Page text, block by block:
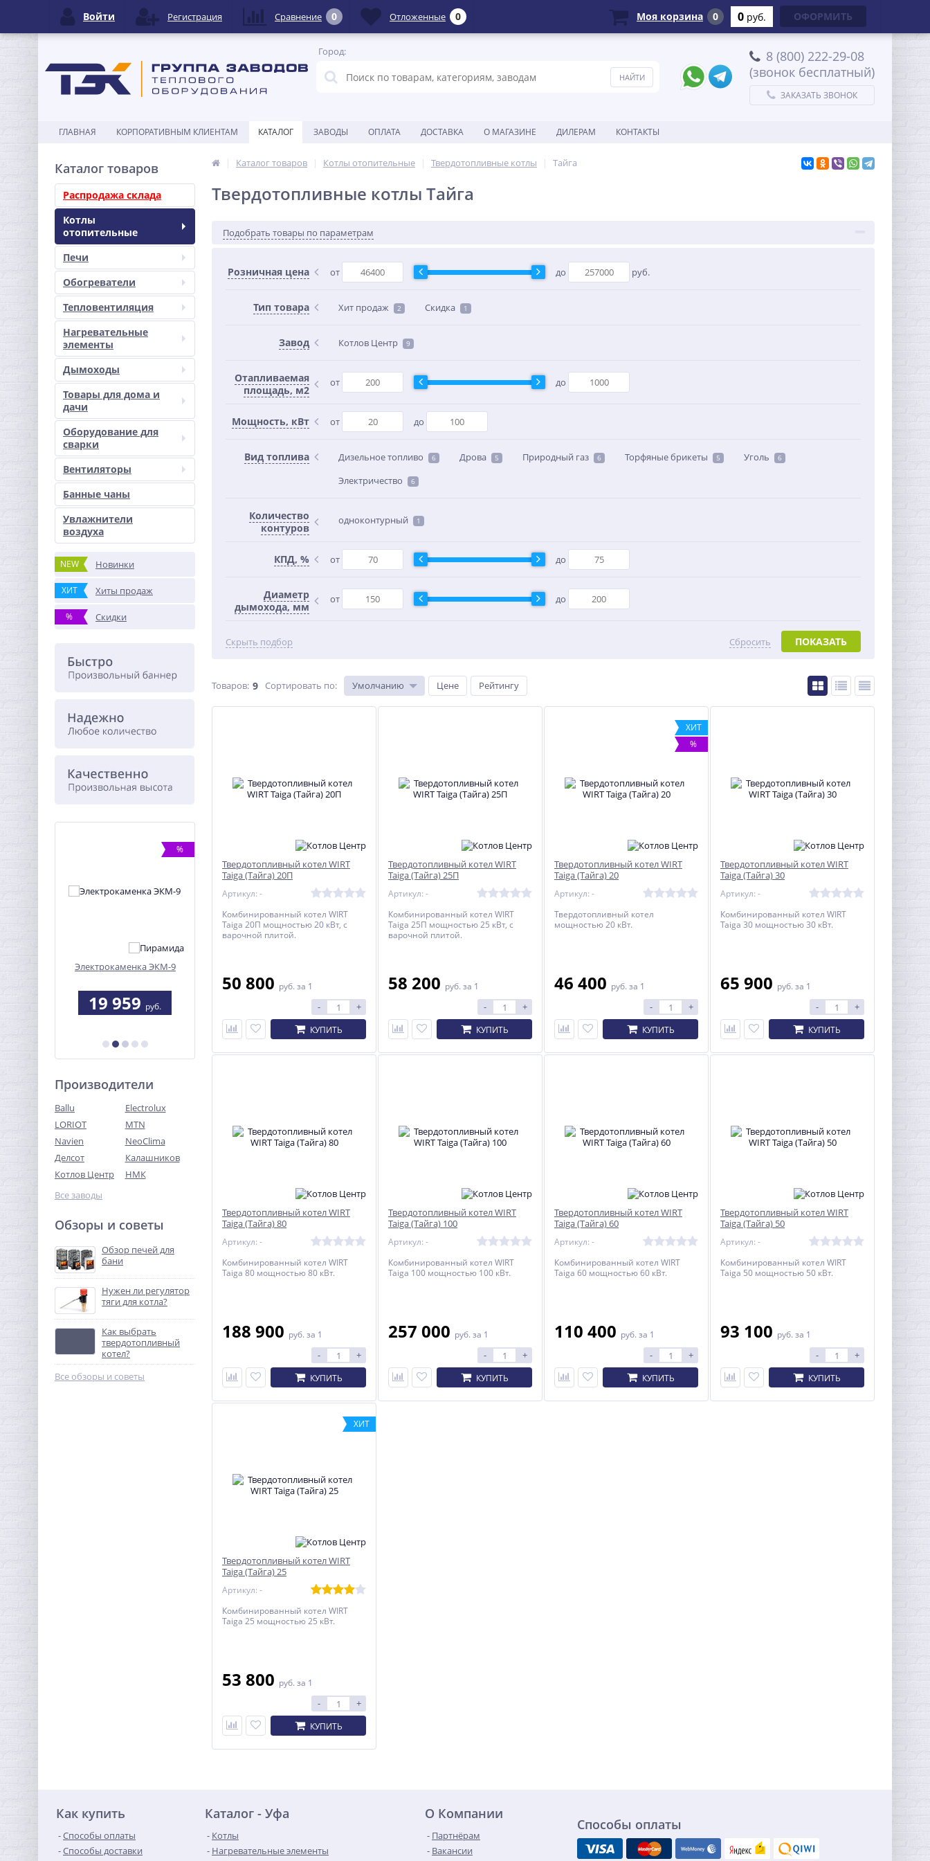
Город:
8 (800) 222-29-08
(звонок бесплатный)
ЗАКАЗАТЬ ЗВОНОК
ГЛАВНАЯ КОРПОРАТИВНЫМ КЛИЕНТАМ КАТАЛОГ ЗАВОДЫ ОПЛАТА ДОСТАВКА О МАГАЗИНЕ ДИЛЕРАМ КОНТАКТЫ
Каталог товаров
Распродажа склада
Котлы
отопительные
Печи
Обогреватели
Тепловентиляция
Нагревательные
элементы
Дымоходы
Товары для дома и
дачи
Оборудование для
сварки
Вентиляторы
Банные чаны
Увлажнители
воздуха
NEW Новинки
ХИТ Хиты продаж
% Скидки
ХИТ
Газовый комплект Кобальт
34 685 руб.
%
БВ-180
разборный
10 570
Производители
Ballu
Electrolux
LORIOT
MTN
Navien
NeoClima
Делсот
Калашников
Котлов Центр
НМК
Все заводы
Обзоры и советы
Обзор печей для
бани
Нужен ли регулятор
тяги для котла?
Как выбрать
твердотопливный
котел?
Все обзоры и советы
Каталог товаров Котлы отопительные Твердотопливные котлы Тайга
Твердотопливные котлы Тайга
Подобрать товары по параметрам
Розничная цена от до руб.
Тип товара Хит продаж 2 Скидка 1
Завод Котлов Центр 9
Отапливаемая
площадь, м2
от до
Мощность, кВт от до
Вид топлива Дизельное топливо 6 Дрова 5 Природный газ 6 Торфяные брикеты 5 Уголь 6
Электричество 6
Количество
контуров
одноконтурный 1
КПД, % от до
Диаметр
дымохода, мм
от до
Скрыть подбор ПОКАЗАТЬ
Сбросить
Товаров: 9 Сортировать по: Умолчанию Цене Рейтингу
Твердотопливный котел WIRT
Taiga (Тайга) 20П
Артикул: -
Комбинированный котел WIRT
Taiga 20П мощностью 20 кВт, с
варочной плитой.
50 800 руб. за 1
- +
КУПИТЬ
Твердотопливный котел WIRT
Taiga (Тайга) 25П
Артикул: -
Комбинированный котел WIRT
Taiga 25П мощностью 25 кВт, с
варочной плитой.
58 200 руб. за 1
- +
КУПИТЬ
ХИТ
%
Твердотопливный котел WIRT
Taiga (Тайга) 20
Артикул: -
Твердотопливный котел
мощностью 20 кВт.
46 400 руб. за 1
- +
КУПИТЬ
Твердотопливный котел WIRT
Taiga (Тайга) 30
Артикул: -
Комбинированный котел WIRT
Taiga 30 мощностью 30 кВт.
65 900 руб. за 1
- +
КУПИТЬ
Твердотопливный котел WIRT
Taiga (Тайга) 80
Артикул: -
Комбинированный котел WIRT
Taiga 80 мощностью 80 кВт.
188 900 руб. за 1
- +
КУПИТЬ
Твердотопливный котел WIRT
Taiga (Тайга) 100
Артикул: -
Комбинированный котел WIRT
Taiga 100 мощностью 100 кВт.
257 000 руб. за 1
- +
КУПИТЬ
Твердотопливный котел WIRT
Taiga (Тайга) 60
Артикул: -
Комбинированный котел WIRT
Taiga 60 мощностью 60 кВт.
110 400 руб. за 1
- +
КУПИТЬ
Твердотопливный котел WIRT
Taiga (Тайга) 50
Артикул: -
Комбинированный котел WIRT
Taiga 50 мощностью 50 кВт.
93 100 руб. за 1
- +
КУПИТЬ
ХИТ
Твердотопливный котел WIRT
Taiga (Тайга) 25
Артикул: -
Комбинированный котел WIRT
Taiga 25 мощностью 25 кВт.
53 800 руб. за 1
- +
КУПИТЬ
Как купить
Способы оплаты
Способы доставки
Каталог - Уфа
Котлы
Нагревательные элементы
О Компании
Партнёрам
Вакансии
Способы оплаты
Войти Регистрация Сравнение 0 Отложенные 0 Моя корзина 0 0 руб. ОФОРМИТЬ